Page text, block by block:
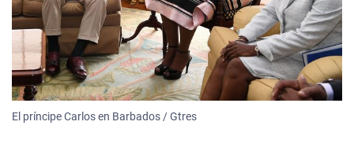
El príncipe Carlos en Barbados / Gtres